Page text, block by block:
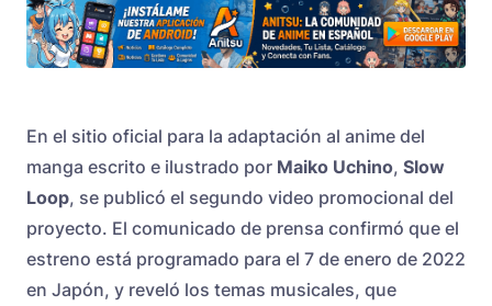
En el sitio oficial para la adaptación al anime del
manga escrito e ilustrado por Maiko Uchino, Slow
Loop, se publicó el segundo video promocional del
proyecto. El comunicado de prensa confirmó que el
estreno está programado para el 7 de enero de 2022
en Japón, y reveló los temas musicales, que